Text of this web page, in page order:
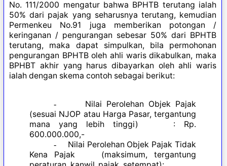
No. 111/2000 mengatur bahwa BPHTB terutang ialah
50% dari pajak yang seharusnya terutang, kemudian
Permenkeu No.91 juga memberikan potongan /
keringanan / pengurangan sebesar 50% dari BPHTB
terutang, maka dapat simpulkan, bila permohonan
pengurangan BPHTB oleh ahli waris dikabulkan, maka
BPHBT akhir yang harus dibayarkan oleh ahli waris
ialah dengan skema contoh sebagai berikut:
-
Nilai Perolehan Objek Pajak
(sesuai NJOP atau Harga Pasar, tergantung
mana yang lebih tinggi) : Rp.
600.000.000,-
-
Nilai Perolehan Objek Pajak Tidak
Kena Pajak (maksimum, tergantung